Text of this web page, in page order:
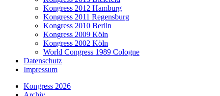
Kongress 2012 Hamburg
Kongress 2011 Regensburg
Kongress 2010 Berlin
Kongress 2009 Köln
Kongress 2002 Köln
World Congress 1989 Cologne
Datenschutz
Impressum
Kongress 2026